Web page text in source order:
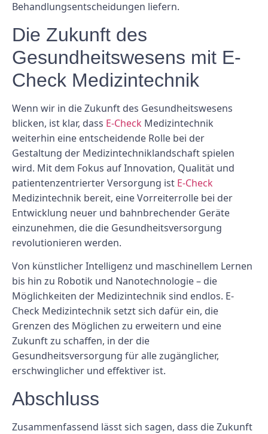
Behandlungsentscheidungen liefern.
Die Zukunft des
Gesundheitswesens mit E-
Check Medizintechnik
Wenn wir in die Zukunft des Gesundheitswesens
blicken, ist klar, dass E-Check Medizintechnik
weiterhin eine entscheidende Rolle bei der
Gestaltung der Medizintechniklandschaft spielen
wird. Mit dem Fokus auf Innovation, Qualität und
patientenzentrierter Versorgung ist E-Check
Medizintechnik bereit, eine Vorreiterrolle bei der
Entwicklung neuer und bahnbrechender Geräte
einzunehmen, die die Gesundheitsversorgung
revolutionieren werden.
Von künstlicher Intelligenz und maschinellem Lernen
bis hin zu Robotik und Nanotechnologie – die
Möglichkeiten der Medizintechnik sind endlos. E-
Check Medizintechnik setzt sich dafür ein, die
Grenzen des Möglichen zu erweitern und eine
Zukunft zu schaffen, in der die
Gesundheitsversorgung für alle zugänglicher,
erschwinglicher und effektiver ist.
Abschluss
Zusammenfassend lässt sich sagen, dass die Zukunft